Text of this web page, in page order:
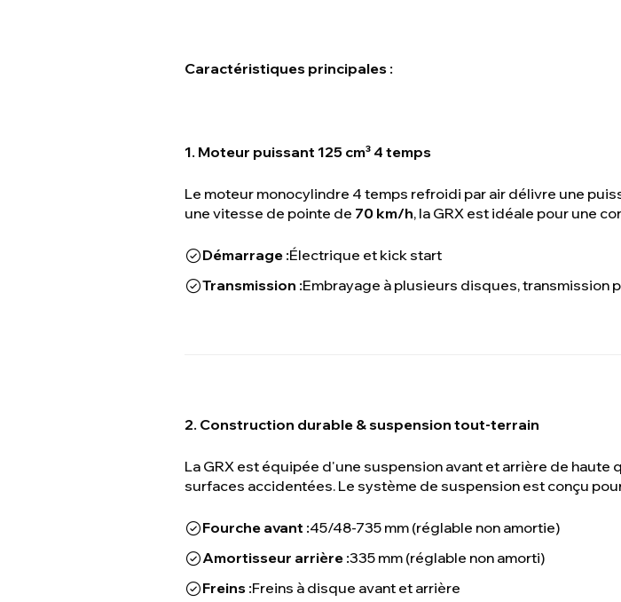
Caractéristiques principales :
1. Moteur puissant 125 cm³ 4 temps
Le moteur monocylindre 4 temps refroidi par air délivre une
une vitesse de pointe de 70 km/h, la GRX est idéale pour une
Démarrage :Électrique et kick start
Transmission :Embrayage à plusieurs disques, transmission
2. Construction durable & suspension tout-terrain
La GRX est équipée d'une suspension avant et arrière de
surfaces accidentées. Le système de suspension est conçu
Fourche avant :45/48-735 mm (réglable non amortie)
Amortisseur arrière :335 mm (réglable non amorti)
Freins :Freins à disque avant et arrière